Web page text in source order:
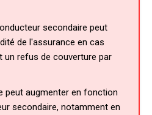
secondaire peut
de l'assurance en cas
un refus de couverture par
peut augmenter en fonction
secondaire, notamment en